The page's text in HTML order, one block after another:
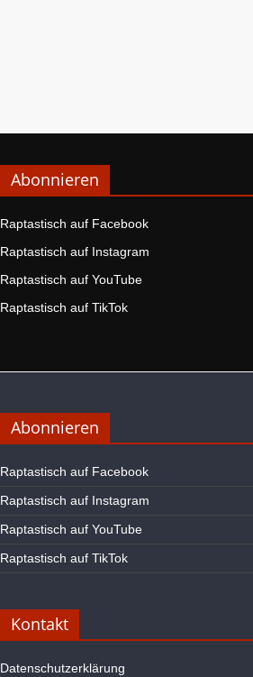
Abonnieren
Raptastisch auf Facebook
Raptastisch auf Instagram
Raptastisch auf YouTube
Raptastisch auf TikTok
Abonnieren
Raptastisch auf Facebook
Raptastisch auf Instagram
Raptastisch auf YouTube
Raptastisch auf TikTok
Kontakt
Datenschutzerklärung